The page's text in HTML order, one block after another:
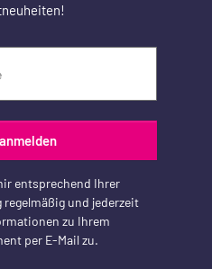
entsprechend Ihrer
regelmäßig und jederzeit
zu Ihrem
per E-Mail zu.